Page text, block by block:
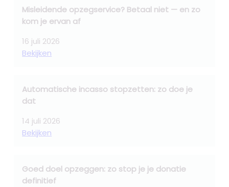
Misleidende opzegservice? Betaal niet — en zo
kom je ervan af
16 juli 2026
Bekijken
Automatische incasso stopzetten: zo doe je
dat
14 juli 2026
Bekijken
Goed doel opzeggen: zo stop je je donatie
definitief